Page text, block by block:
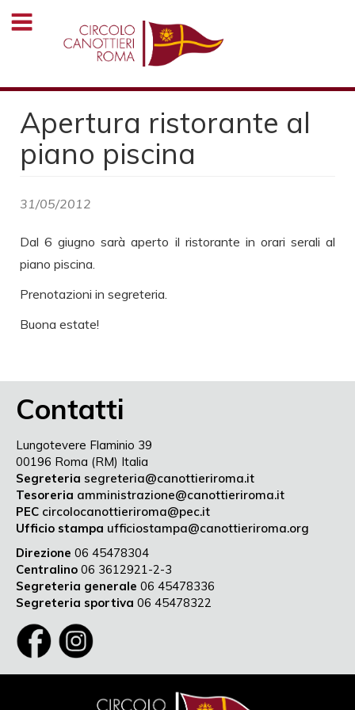
Salta
Apertura ristorante al
piano piscina
31/05/2012
Dal 6 giugno sarà aperto il ristorante in orari serali al
piano piscina.
Prenotazioni in segreteria.
Buona estate!
Contatti
Lungotevere Flaminio 39
00196 Roma (RM) Italia
Segreteria segreteria@canottieriroma.it
Tesoreria amministrazione@canottieriroma.it
PEC circolocanottieriroma@pec.it
Ufficio stampa ufficiostampa@canottieriroma.org
Direzione 06 45478304
Centralino 06 3612921-2-3
Segreteria generale 06 45478336
Segreteria sportiva 06 45478322